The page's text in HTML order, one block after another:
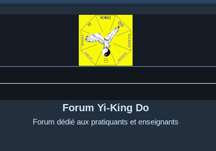
Forum Yi-King Do
Forum dédié aux pratiquants et enseignants